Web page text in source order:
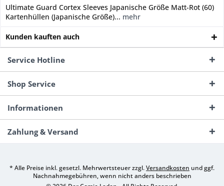
Ultimate Guard Cortex Sleeves Japanische Größe Matt-Rot (60)
Kartenhüllen (Japanische Größe)... mehr
Kunden kauften auch
Service Hotline
Shop Service
Informationen
Zahlung & Versand
* Alle Preise inkl. gesetzl. Mehrwertsteuer zzgl.Versandkosten und ggf.
Nachnahmegebühren, wenn nicht anders beschrieben